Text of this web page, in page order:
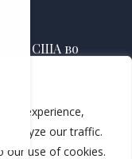
experience,
analyze our traffic.
our use of cookies.
в США во